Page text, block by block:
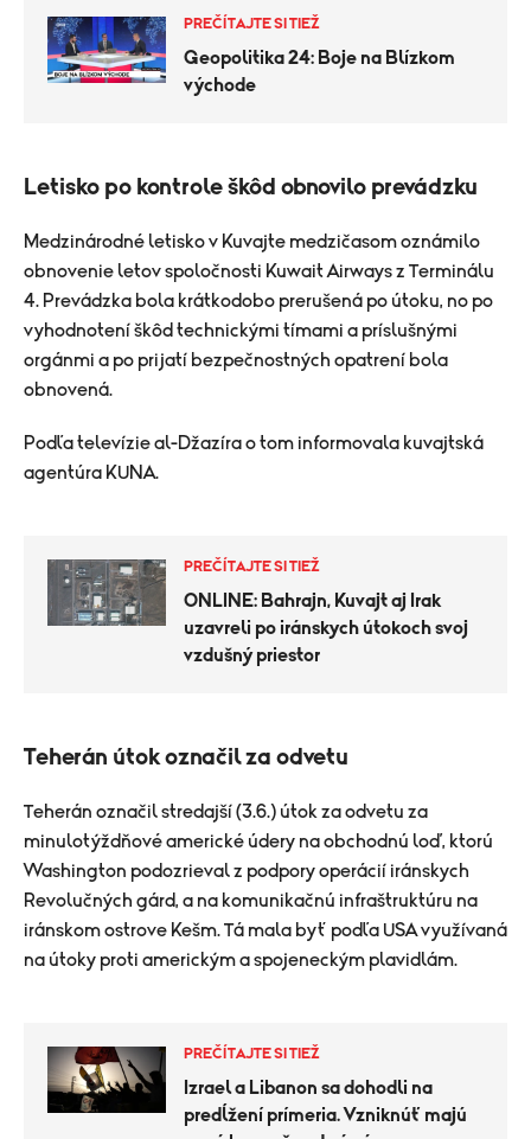
PREČÍTAJTE SI TIEŽ
Geopolitika 24: Boje na Blízkom
východe
Letisko po kontrole škôd obnovilo prevádzku
Medzinárodné letisko v Kuvajte medzičasom oznámilo
obnovenie letov spoločnosti Kuwait Airways z Terminálu
4. Prevádzka bola krátkodobo prerušená po útoku, no po
vyhodnotení škôd technickými tímami a príslušnými
orgánmi a po prijatí bezpečnostných opatrení bola
obnovená.
Podľa televízie al-Džazíra o tom informovala kuvajtská
agentúra KUNA.
PREČÍTAJTE SI TIEŽ
ONLINE: Bahrajn, Kuvajt aj Irak
uzavreli po iránskych útokoch svoj
vzdušný priestor
Teherán útok označil za odvetu
Teherán označil stredajší (3.6.) útok za odvetu za
minulotýždňové americké údery na obchodnú loď, ktorú
Washington podozrieval z podpory operácií iránskych
Revolučných gárd, a na komunikačnú infraštruktúru na
iránskom ostrove Kešm. Tá mala byť podľa USA využívaná
na útoky proti americkým a spojeneckým plavidlám.
PREČÍTAJTE SI TIEŽ
Izrael a Libanon sa dohodli na
predĺžení prímeria. Vzniknúť majú